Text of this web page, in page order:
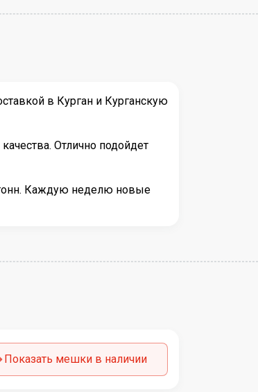
в Курган и Курганскую
Отлично подойдет
Каждую неделю новые
Показать мешки в наличии